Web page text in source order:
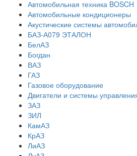
Автомобильная техника BOSCH
Автомобильные кондиционеры
Акустические системы
БАЗ-А079 ЭТАЛОН
БелАЗ
Богдан
ВАЗ
ГАЗ
Газовое оборудование
Двигатели и системы
ЗАЗ
ЗИЛ
КамАЗ
КрАЗ
ЛиАЗ